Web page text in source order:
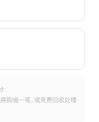
购省一笔，或免费回收处理